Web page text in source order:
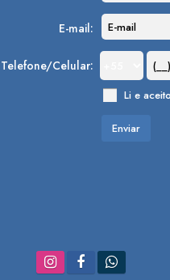
E-mail:
Telefone/Celular:
Li e